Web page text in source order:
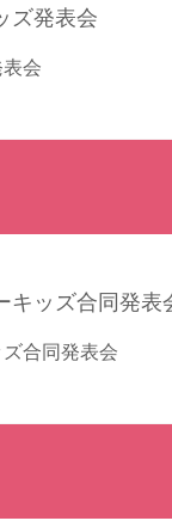
会
合同発表会